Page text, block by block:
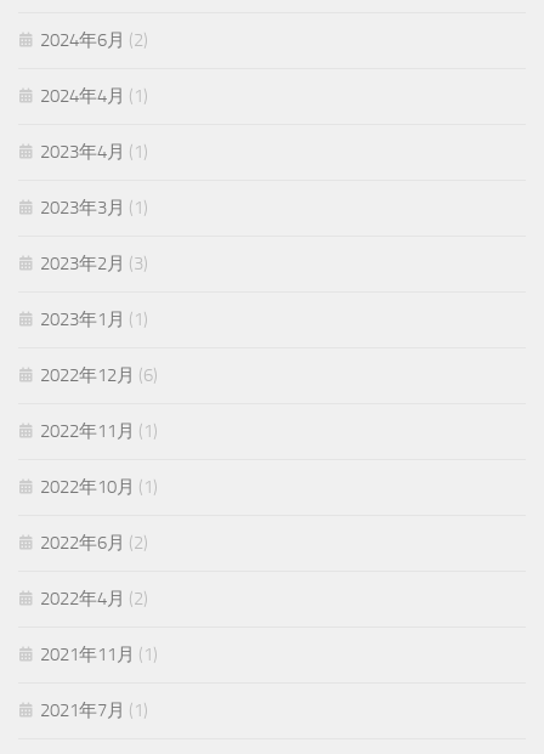
2024年6月 (2)
2024年4月 (1)
2023年4月 (1)
2023年3月 (1)
2023年2月 (3)
2023年1月 (1)
2022年12月 (6)
2022年11月 (1)
2022年10月 (1)
2022年6月 (2)
2022年4月 (2)
2021年11月 (1)
2021年7月 (1)